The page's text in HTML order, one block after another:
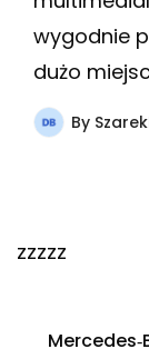
wygodnie
dużo
By
zzzzz